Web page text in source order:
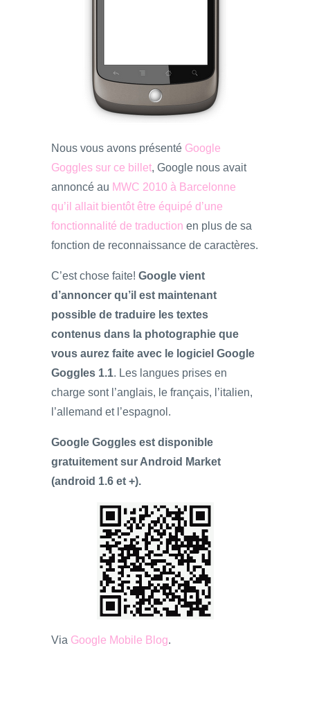
Nous vous avons présenté Google
Goggles sur ce billet, Google nous avait
annoncé au MWC 2010 à Barcelonne
qu’il allait bientôt être équipé d’une
fonctionnalité de traduction en plus de sa
fonction de reconnaissance de caractères.
C’est chose faite! Google vient
d’annoncer qu’il est maintenant
possible de traduire les textes
contenus dans la photographie que
vous aurez faite avec le logiciel Google
Goggles 1.1. Les langues prises en
charge sont l’anglais, le français, l’italien,
l’allemand et l’espagnol.
Google Goggles est disponible
gratuitement sur Android Market
(android 1.6 et +).
Via Google Mobile Blog.